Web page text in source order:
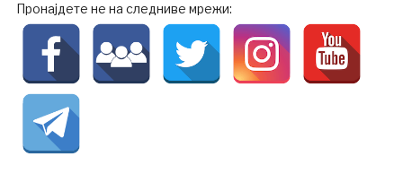
Пронајдете не на следниве мрежи: